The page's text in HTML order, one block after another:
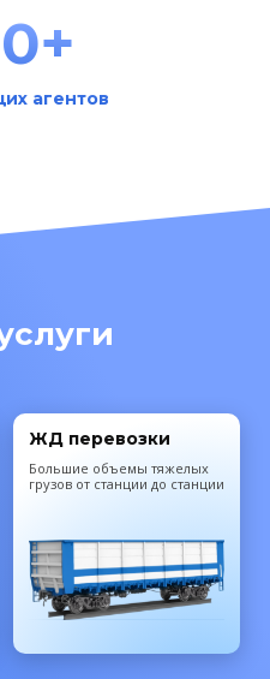
агентов
ЖД перевозки
Большие объемы тяжелых
грузов от станции до станции